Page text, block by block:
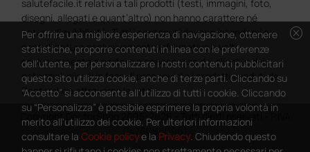
salutefacile.it relativi a tali prodotti (testi, immagini, foto,
disegni, allegati e quant’altro) non hanno carattere né
natura di pubblicità. Tutti i contenuti devono intendersi e
sono di natura esclusivamente informativa e volti
esclusivamente a portare a conoscenza dei clienti e dei
potenziali clienti in fase di preacquisto i prodotti venduti da
Doctorshop attraverso la rete.
Copyright DoctorShop 2005-2026 - Tutti diritti riservati - P.IVA
04760660961
cancel
Per offrire una migliore esperienza di navigazione, ottenere
statistiche, proporre contenuti in linea con le preferenze
dell'utente, per personalizzare i nostri contenuti pubblicitari
questo sito utilizza cookie, anche di terze parti. Cliccando su
“Accetto” si acconsente all'utilizzo di tutti i cookie. Cliccando
su “Personalizza” è possibile esprimere la propria volontà in
merito all'utilizzo dei cookie. Per ulteriori informazioni
consultare la Cookie policye la Privacy. Chiudendo questo